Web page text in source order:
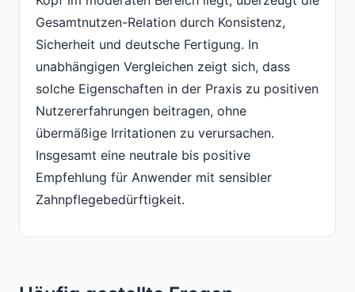
Gesamtnutzen-Relation durch Konsistenz,
Sicherheit und deutsche Fertigung. In
unabhängigen Vergleichen zeigt sich, dass
solche Eigenschaften in der Praxis zu positiven
Nutzererfahrungen beitragen, ohne
übermäßige Irritationen zu verursachen.
Insgesamt eine neutrale bis positive
Empfehlung für Anwender mit sensibler
Zahnpflegebedürftigkeit.